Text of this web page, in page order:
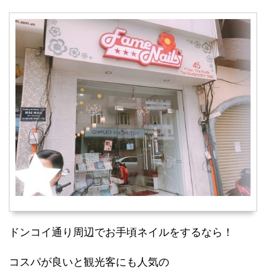
ドンコイ通り周辺でお手頃ネイルをするなら！
コスパが良いと観光客にも人気の